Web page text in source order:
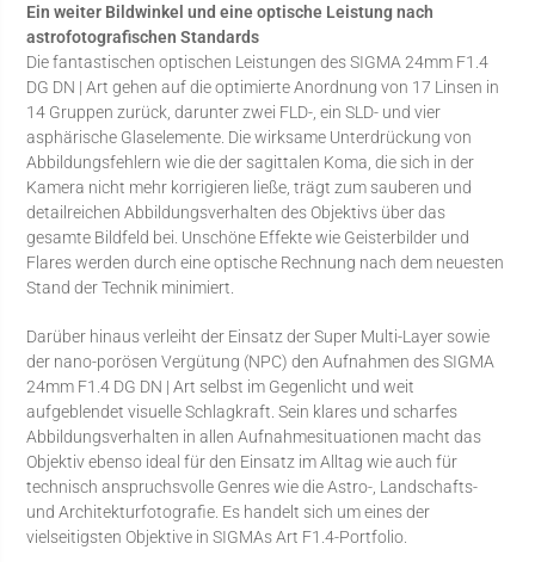
Ein weiter Bildwinkel und eine optische Leistung nach
astrofotografischen Standards
Die fantastischen optischen Leistungen des SIGMA 24mm F1.4
DG DN | Art gehen auf die optimierte Anordnung von 17 Linsen in
14 Gruppen zurück, darunter zwei FLD-, ein SLD- und vier
asphärische Glaselemente. Die wirksame Unterdrückung von
Abbildungsfehlern wie die der sagittalen Koma, die sich in der
Kamera nicht mehr korrigieren ließe, trägt zum sauberen und
detailreichen Abbildungsverhalten des Objektivs über das
gesamte Bildfeld bei. Unschöne Effekte wie Geisterbilder und
Flares werden durch eine optische Rechnung nach dem neuesten
Stand der Technik minimiert.
Darüber hinaus verleiht der Einsatz der Super Multi-Layer sowie
der nano-porösen Vergütung (NPC) den Aufnahmen des SIGMA
24mm F1.4 DG DN | Art selbst im Gegenlicht und weit
aufgeblendet visuelle Schlagkraft. Sein klares und scharfes
Abbildungsverhalten in allen Aufnahmesituationen macht das
Objektiv ebenso ideal für den Einsatz im Alltag wie auch für
technisch anspruchsvolle Genres wie die Astro-, Landschafts-
und Architekturfotografie. Es handelt sich um eines der
vielseitigsten Objektive in SIGMAs Art F1.4-Portfolio.